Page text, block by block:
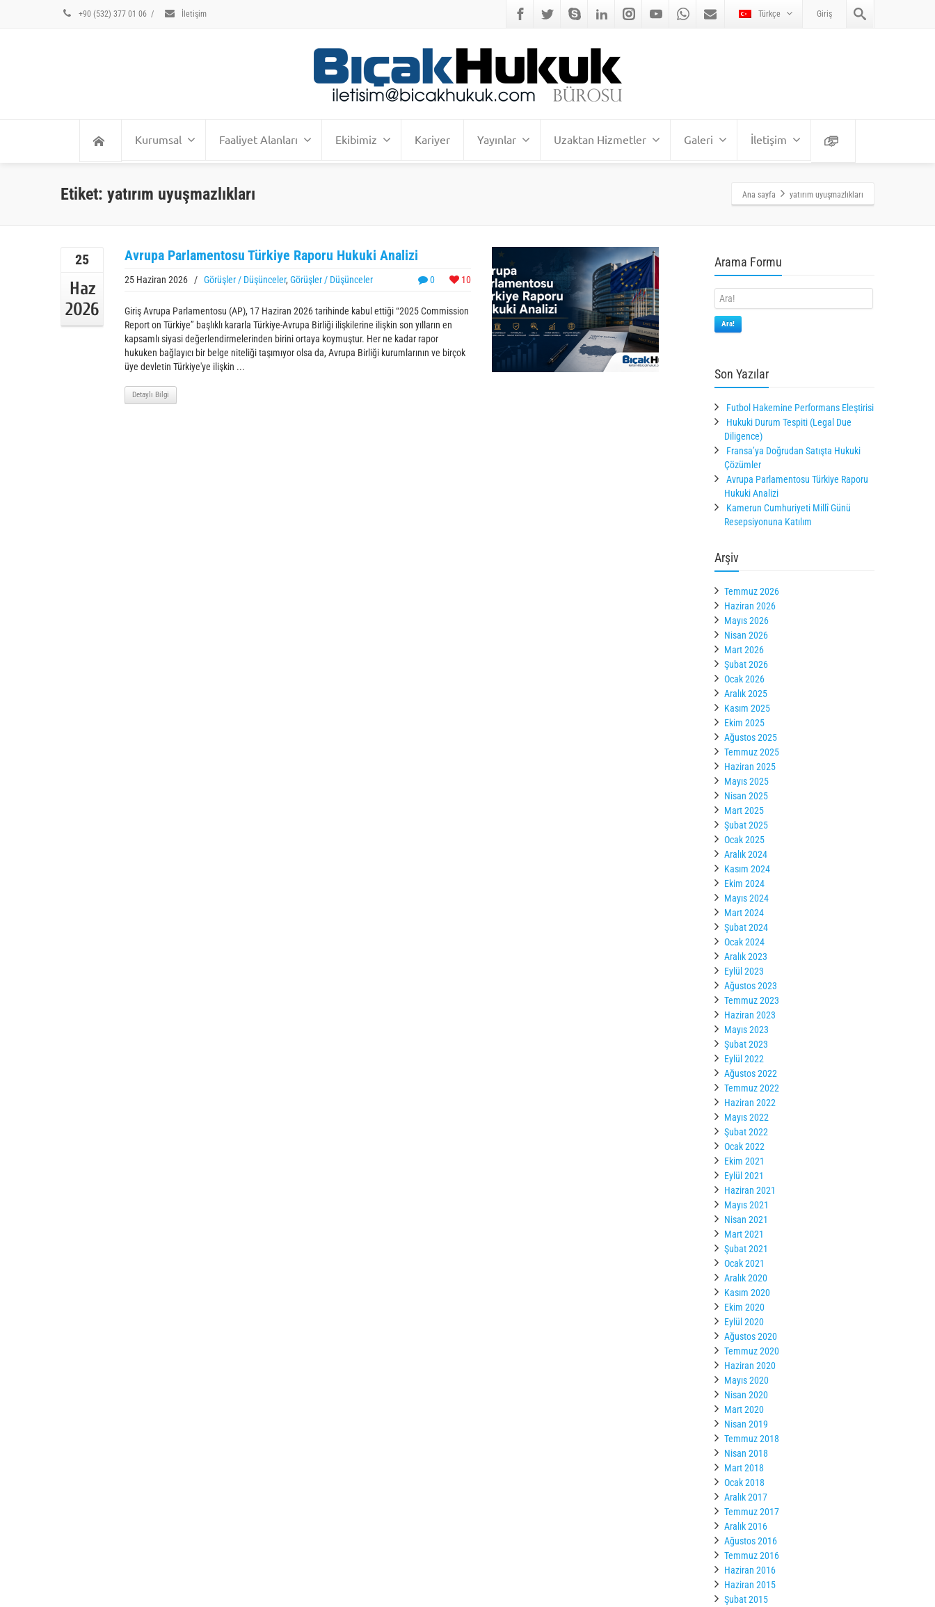
+90 (532) 377 01 06 / İletişim Türkçe Giriş
Kurumsal Faaliyet Alanları Ekibimiz Kariyer Yayınlar Uzaktan Hizmetler Galeri İletişim
Etiket: yatırım uyuşmazlıkları Ana sayfa yatırım uyuşmazlıkları
25
Haz
2026
Avrupa Parlamentosu Türkiye Raporu Hukuki Analizi
0 10
25 Haziran 2026 / Görüşler / Düşünceler, Görüşler / Düşünceler
Giriş Avrupa Parlamentosu (AP), 17 Haziran 2026 tarihinde kabul ettiği “2025 Commission
Report on Türkiye” başlıklı kararla Türkiye-Avrupa Birliği ilişkilerine ilişkin son yılların en
kapsamlı siyasi değerlendirmelerinden birini ortaya koymuştur. Her ne kadar rapor
hukuken bağlayıcı bir belge niteliği taşımıyor olsa da, Avrupa Birliği kurumlarının ve birçok
üye devletin Türkiye'ye ilişkin ...
Detaylı Bilgi
Arama Formu
Ara!
Son Yazılar
Futbol Hakemine Performans Eleştirisi
Hukuki Durum Tespiti (Legal Due
Diligence)
Fransa’ya Doğrudan Satışta Hukuki
Çözümler
Avrupa Parlamentosu Türkiye Raporu
Hukuki Analizi
Kamerun Cumhuriyeti Millî Günü
Resepsiyonuna Katılım
Arşiv
Temmuz 2026
Haziran 2026
Mayıs 2026
Nisan 2026
Mart 2026
Şubat 2026
Ocak 2026
Aralık 2025
Kasım 2025
Ekim 2025
Ağustos 2025
Temmuz 2025
Haziran 2025
Mayıs 2025
Nisan 2025
Mart 2025
Şubat 2025
Ocak 2025
Aralık 2024
Kasım 2024
Ekim 2024
Mayıs 2024
Mart 2024
Şubat 2024
Ocak 2024
Aralık 2023
Eylül 2023
Ağustos 2023
Temmuz 2023
Haziran 2023
Mayıs 2023
Şubat 2023
Eylül 2022
Ağustos 2022
Temmuz 2022
Haziran 2022
Mayıs 2022
Şubat 2022
Ocak 2022
Ekim 2021
Eylül 2021
Haziran 2021
Mayıs 2021
Nisan 2021
Mart 2021
Şubat 2021
Ocak 2021
Aralık 2020
Kasım 2020
Ekim 2020
Eylül 2020
Ağustos 2020
Temmuz 2020
Haziran 2020
Mayıs 2020
Nisan 2020
Mart 2020
Nisan 2019
Temmuz 2018
Nisan 2018
Mart 2018
Ocak 2018
Aralık 2017
Temmuz 2017
Aralık 2016
Ağustos 2016
Temmuz 2016
Haziran 2016
Haziran 2015
Şubat 2015